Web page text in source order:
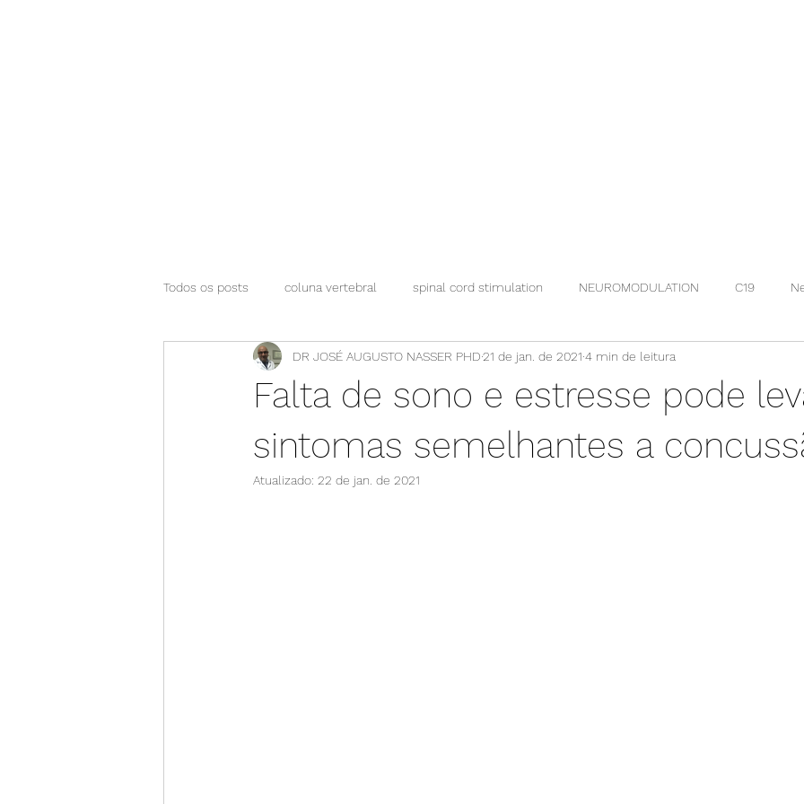
Todos os posts coluna vertebral spinal cord stimulation NEUROMODULATION C19
Falta de sono e estresse pode
sintomas semelhantes a
DR JOSÉ AUGUSTO NASSER PHD21 de jan. de 2021 4 min de leitura
Atualizado: 22 de jan. de 2021